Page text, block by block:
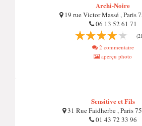
Archi-Noire
19 rue Victor Massé , Paris
06 13 52 61 71
2 commentaire
aperçu photo
Sensitive et Fils
31 Rue Faidherbe , Paris
01 43 72 33 96